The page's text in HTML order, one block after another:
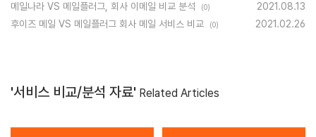
메일나라 VS 메일플러그, 회사 이메일 비교 분석
(0)
2021.08.13
후이즈 메일 VS 메일플러그 회사 메일 서비스 비교
(0) 2021.02.26
'서비스 비교/분석 자료' Related Articles